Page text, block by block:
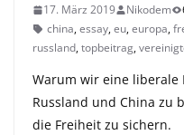
17. März 2019 Nikodem
china,essay,eu,europa,
russland,topbeitrag,
Warum wir eine liberale
Russland und China zu
die Freiheit zu sichern.